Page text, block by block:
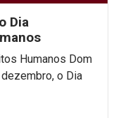
Dia
Humanos Dom
o Dia